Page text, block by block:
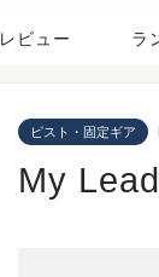
レビュー ラ
ピスト・固定ギア
My